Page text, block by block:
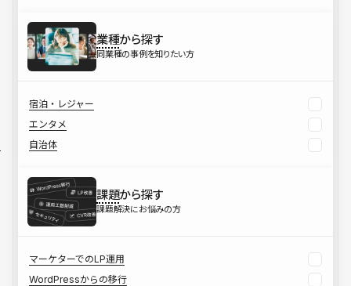
業種から探す
同業種の事例を知りたい方
宿泊・レジャー
エンタメ
自治体
課題から探す
課題解決にお悩みの方
マーケターでのLP運用
WordPressからの移行